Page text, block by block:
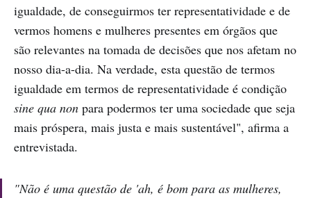
igualdade, de conseguirmos ter representatividade e de
vermos homens e mulheres presentes em órgãos que
são relevantes na tomada de decisões que nos afetam no
nosso dia-a-dia. Na verdade, esta questão de termos
igualdade em termos de representatividade é condição
sine qua non para podermos ter uma sociedade que seja
mais próspera, mais justa e mais sustentável", afirma a
entrevistada.
"Não é uma questão de 'ah, é bom para as mulheres,